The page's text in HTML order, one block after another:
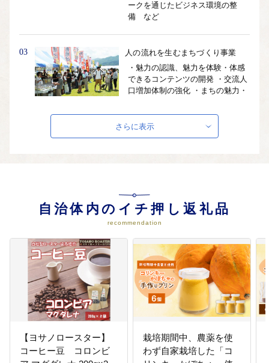
ークを通じたビジネス環境の整
備 など
03
人の流れを生むまちづくり事業
・魅力の認識、魅力を体験・体感
できるコンテンツの開発 ・交流人
口増加体制の強化 ・まちの魅力・
ではの「移住・定住」の促進 な
ど
と確保 ・心のよりどころの充実、
元気な心と体づくりの推進 ・誰も
が自分らしさと生きがいをもって
笑顔を未来に紡ぐまちづくり事業
・新たな命の誕生、親子の笑顔の
暮らしを応援 ・地域ぐるみの子育
て力の向上 ・親と子の学び・育ち
の場づくり など
06
魅力ある教育で活力を育むまちづ
さらに表示
自治体内のイチ押し返礼品
recommendation
【ヨサノロースター】
コーヒー豆 コロンビ
栽培期間中、農薬を使
わず自家栽培した「コ